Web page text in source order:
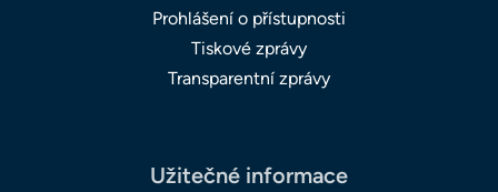
Prohlášení o přístupnosti
Tiskové zprávy
Transparentní zprávy
Užitečné informace